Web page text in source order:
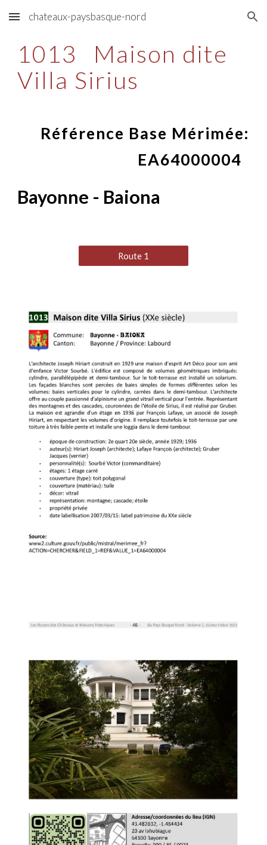
Skip to main content Skip to navigation
chateaux-paysbasque-nord
1013
Maison dite
Villa Sirius
Référence Base Mérimée:
EA64000004
Bayonne - Baiona
Route 1